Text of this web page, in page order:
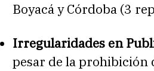
Boyacá y Córdoba (3
Irregularidades en
pesar de la prohibición